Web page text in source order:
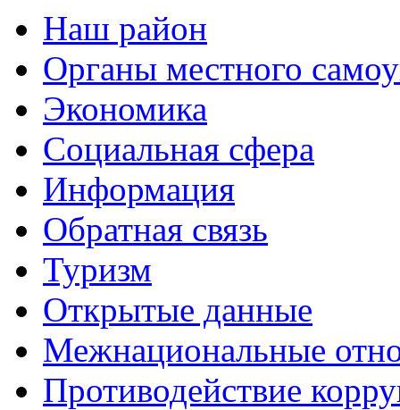
Наш район
Органы местного
Экономика
Социальная сфера
Информация
Обратная связь
Туризм
Открытые данные
Межнациональные
Противодействие